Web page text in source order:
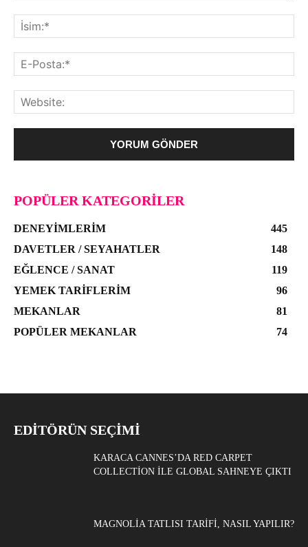
POPÜLER KATEGORILER
DENEYIMLERIM
445
DAVETLER / SEYAHATLER
148
EĞLENCE / SANAT
119
YEMEK TARIFLERIM
96
MEKANLAR
81
POPÜLER MEKANLAR
74
EDITÖRÜN SEÇIMI
KARACA CANNES’DA RED CARPET
COLLECTION ILE GLOBAL SAHNEYE ÇIKTI
MAGNOLIA TATLISI TARIFI, NASIL YAPILIR?